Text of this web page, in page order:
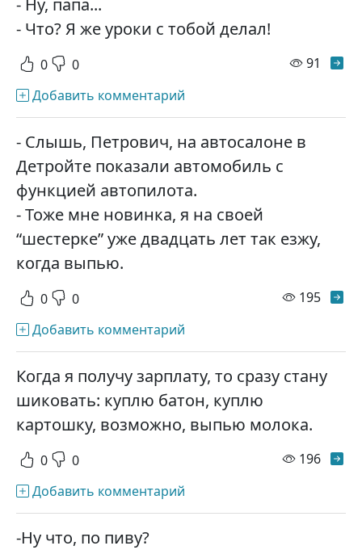
- Ну, папа...
- Что? Я же уроки с тобой делал!
0 0 91
Добавить комментарий
- Слышь, Петрович, на автосалоне в
Детройте показали автомобиль с
функцией автопилота.
- Тоже мне новинка, я на своей
“шестерке” уже двадцать лет так езжу,
когда выпью.
0 0 195
Добавить комментарий
Когда я получу зарплату, то сразу стану
шиковать: куплю батон, куплю
картошку, возможно, выпью молока.
0 0 196
Добавить комментарий
-Ну что, по пиву?